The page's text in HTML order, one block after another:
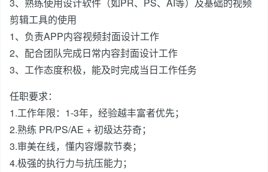
剪辑工具的使用
1、负责APP内容视频封面设计工作
2、配合团队完成日常内容封面设计工作
3、工作态度积极，能及时完成当日工作任务
任职要求：
1.工作年限：1-3年，经验越丰富者优先；
2.熟练 PR/PS/AE + 初级达芬奇；
3.审美在线，懂内容爆款节奏；
4.极强的执行力与抗压能力；